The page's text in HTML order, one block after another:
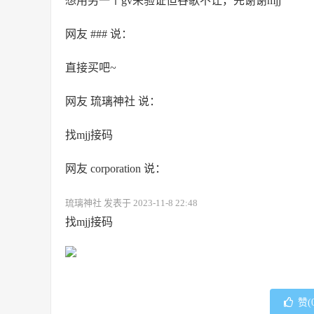
网友 ### 说：
直接买吧~
网友 琉璃神社 说：
找mjj接码
网友 corporation 说：
琉璃神社 发表于 2023-11-8 22:48
找mjj接码
赞(